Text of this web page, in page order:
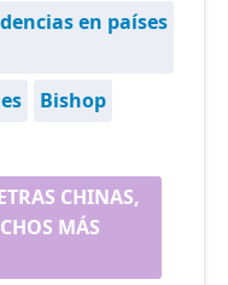
en países
Bishop
CHINAS,
MÁS